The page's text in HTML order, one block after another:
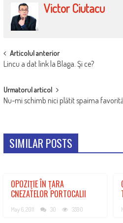
Victor Ciutacu
POST
NAVIGATION
Articolul anterior
Lincu a dat link la Blaga. Şi ce?
Urmatorul articol
Nu-mi schimb nici plătit spaima favorită
SIMILAR POSTS
OPOZIŢIE ÎN ŢARA
CNEZATELOR PORTOCALII
May 6, 2011 30 3590